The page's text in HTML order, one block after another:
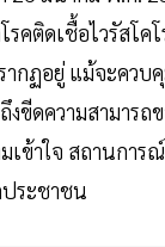
รคติดเชื้อไวรัสโค
ากฏอยู่ แม้จะควบ
ขีดความสามารถ
เข้าใจ สถานกา
ประชาชน